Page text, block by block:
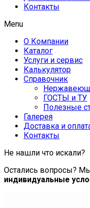
Контакты
Menu
О Компании
Каталог
Услуги и сервис
Калькулятор
Справочник
ГОСТЫ и ТУ
Полезные
Галерея
Доставка и
Контакты
Не нашли что искали?
Остались вопросы?
индивидуальные